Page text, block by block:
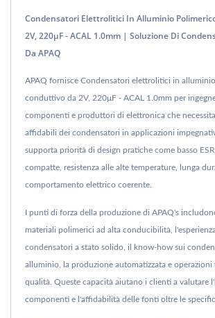
Condensatori Elettrolitici In Alluminio
2V, 220μF - ACAL 1.0mm | Soluzione Di
Da APAQ
APAQ fornisce Condensatori elettrolitici in
conduttivo da 2V, 220μF - ACAL 1.0mm per
componenti e produttori di elettronica che
affidabili dei condensatori in applicazioni
supporta priorità di design pratiche come basso
compatte, resistenza alle alte temperature, lunga
comportamento elettrico coerente.
I punti di forza della produzione di APAQ's
materiali polimerici ad alta conducibilità,
condensatori a stato solido, il know-how sui
alluminio, la produzione automatizzata e operazioni
qualità. Queste capacità aiutano i clienti a valutare
componenti e l'affidabilità delle fonti oltre le